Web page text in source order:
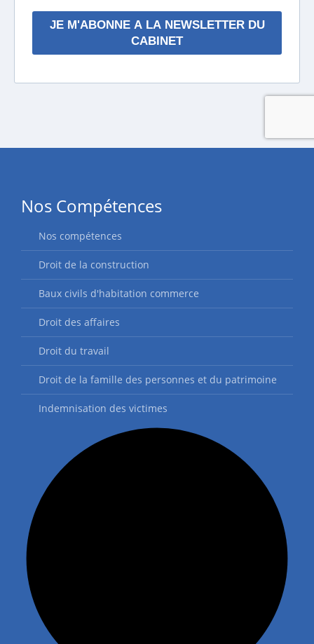
Nos Compétences
Nos compétences
Droit de la construction
Baux civils d'habitation commerce
Droit des affaires
Droit du travail
Droit de la famille des personnes et du patrimoine
Indemnisation des victimes